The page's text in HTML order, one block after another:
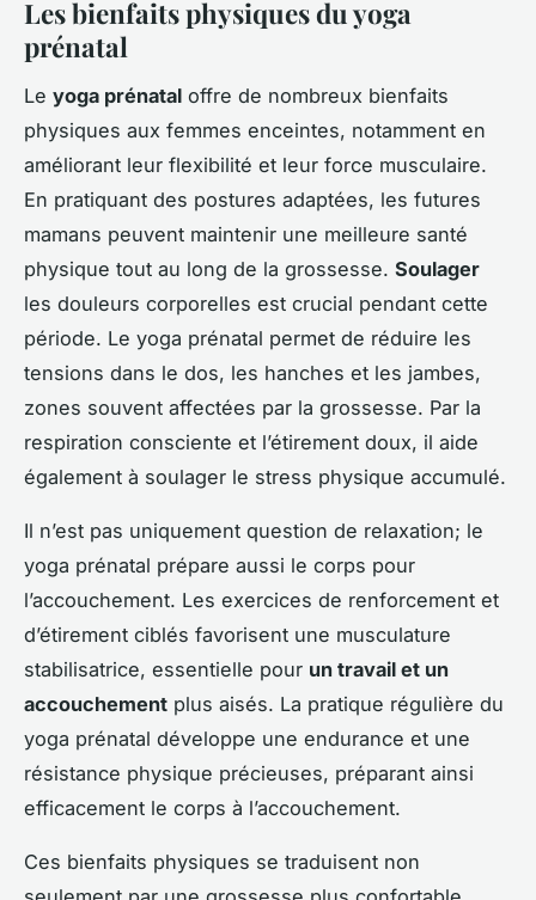
Les bienfaits physiques du yoga
prénatal
Le yoga prénatal offre de nombreux bienfaits
physiques aux femmes enceintes, notamment en
améliorant leur flexibilité et leur force musculaire.
En pratiquant des postures adaptées, les futures
mamans peuvent maintenir une meilleure santé
physique tout au long de la grossesse. Soulager
les douleurs corporelles est crucial pendant cette
période. Le yoga prénatal permet de réduire les
tensions dans le dos, les hanches et les jambes,
zones souvent affectées par la grossesse. Par la
respiration consciente et l’étirement doux, il aide
également à soulager le stress physique accumulé.
Il n’est pas uniquement question de relaxation; le
yoga prénatal prépare aussi le corps pour
l’accouchement. Les exercices de renforcement et
d’étirement ciblés favorisent une musculature
stabilisatrice, essentielle pour un travail et un
accouchement plus aisés. La pratique régulière du
yoga prénatal développe une endurance et une
résistance physique précieuses, préparant ainsi
efficacement le corps à l’accouchement.
Ces bienfaits physiques se traduisent non